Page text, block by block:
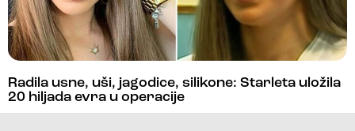
Radila usne, uši, jagodice, silikone: Starleta uložila
20 hiljada evra u operacije